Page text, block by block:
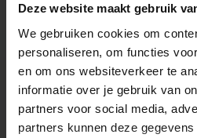
Deze website maakt gebruik
We gebruiken cookies om
personaliseren, om functies
en om ons websiteverkeer te
informatie over je gebruik van
partners voor social media,
partners kunnen deze
Nieuw & gebruikt
Voor talloze toepassingen
Pakjes, doosjes, kratjes,